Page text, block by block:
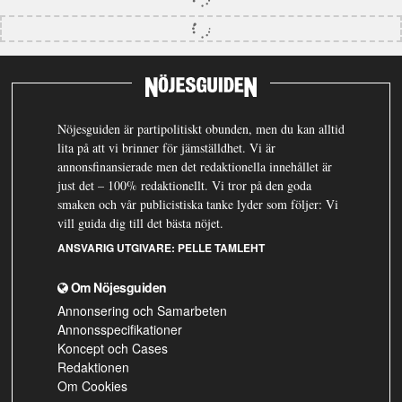
Nöjesguiden är partipolitiskt obunden, men du kan alltid
lita på att vi brinner för jämställdhet. Vi är
annonsfinansierade men det redaktionella innehållet är
just det – 100% redaktionellt. Vi tror på den goda
smaken och vår publicistiska tanke lyder som följer: Vi
vill guida dig till det bästa nöjet.
ANSVARIG UTGIVARE: PELLE TAMLEHT
Om Nöjesguiden
Annonsering och Samarbeten
Annonsspecifikationer
Koncept och Cases
Redaktionen
Om Cookies